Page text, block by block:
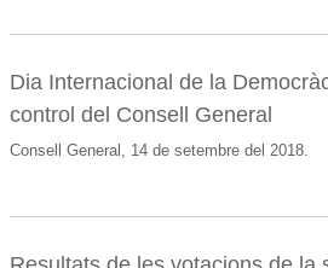
Dia Internacional de la
control del Consell General
Consell General, 14 de setembre del 2018.